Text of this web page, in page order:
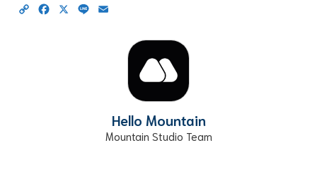
Copy Facebook
X Line
Hello Mountain
Mountain Studio Team